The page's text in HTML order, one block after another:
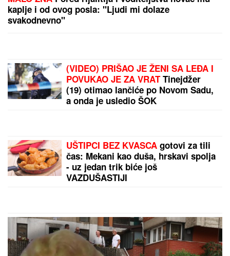
borbi za OZDRAVLJENJE DETETA
OD SUPRUGA JE DOŽIVELA
NASILJE, IZGUBILA JE BEBU
Popović joj dao otkaz u "Zvezdama
udarila na Mustafu i Mevlidu, on se
uključio u program uživo - usledio
skandal, evo šta joj je poručio